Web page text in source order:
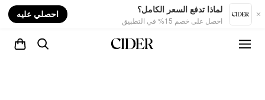
لماذا تدفع السعر الكامل؟
احصل على خصم 15% في التطبيق
احصلي عليه